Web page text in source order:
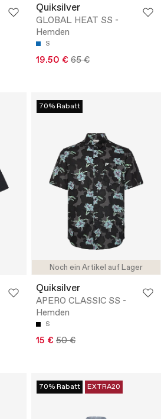
Quiksilver
GLOBAL HEAT SS -
Hemden
S
19.50 € 65 €
Noch ein Artikel auf Lager
70% Rabatt
Quiksilver
APERO CLASSIC SS -
Hemden
S
15 € 50 €
70% Rabatt EXTRA20